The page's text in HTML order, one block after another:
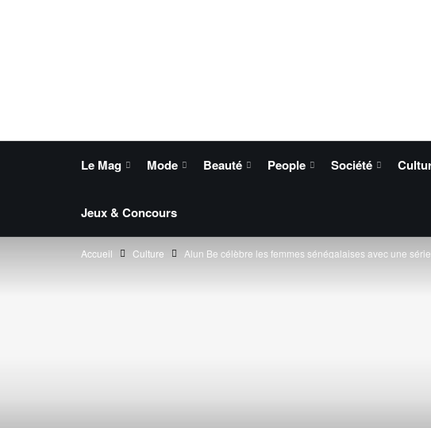
Le Mag Mode Beauté People Société
Jeux & Concours
Accueil Culture Alun Be célèbre les femmes sénégalaises avec une